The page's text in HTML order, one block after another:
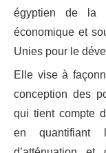
égyptien de la
économique et
Unies pour le
Elle vise à
conception des
qui tient compte
en quantifiant